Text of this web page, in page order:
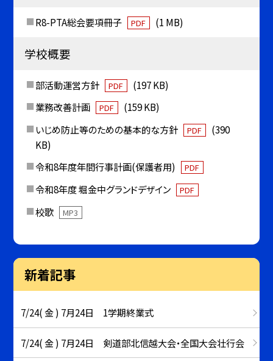
R8-PTA総会要項冊子 PDF (1 MB)
学校概要
部活動運営方針 PDF
(197 KB)
業務改善計画
PDF
(159 KB)
いじめ防止等のための基本的な方針
PDF
(390
KB)
令和8年度年間行事計画(保護者用)
PDF
令和8年度 堀金中グランドデザイン PDF
校歌 MP3
新着記事
7/24( 金 ) 7月24日 1学期終業式
7/24( 金 ) 7月24日 剣道部北信越大会・全国大会壮行会